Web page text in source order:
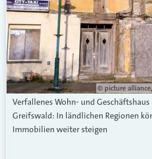
© picture
Verfallenes Wohn- und
Greifswald: In ländlichen Regionen
Immobilien weiter steigen